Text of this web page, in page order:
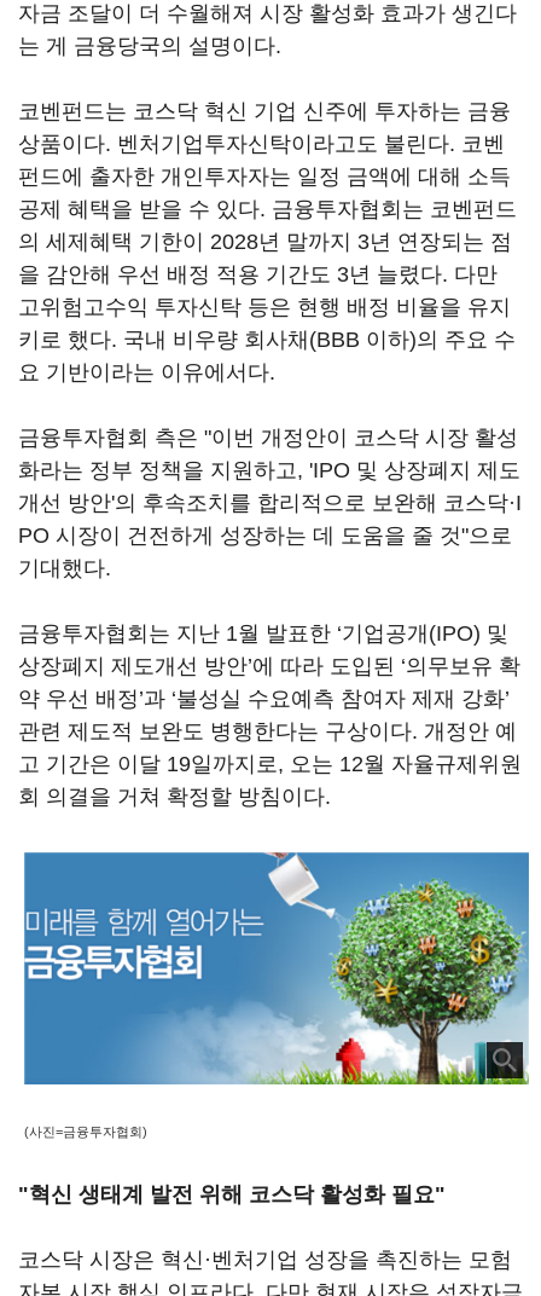
자금 조달이 더 수월해져 시장 활성화 효과가 생긴다
는 게 금융당국의 설명이다.
코벤펀드는 코스닥 혁신 기업 신주에 투자하는 금융
상품이다. 벤처기업투자신탁이라고도 불린다. 코벤
펀드에 출자한 개인투자자는 일정 금액에 대해 소득
공제 혜택을 받을 수 있다. 금융투자협회는 코벤펀드
의 세제혜택 기한이 2028년 말까지 3년 연장되는 점
을 감안해 우선 배정 적용 기간도 3년 늘렸다. 다만
고위험고수익 투자신탁 등은 현행 배정 비율을 유지
키로 했다. 국내 비우량 회사채(BBB 이하)의 주요 수
요 기반이라는 이유에서다.
금융투자협회 측은 "이번 개정안이 코스닥 시장 활성
화라는 정부 정책을 지원하고, 'IPO 및 상장폐지 제도
개선 방안'의 후속조치를 합리적으로 보완해 코스닥·I
PO 시장이 건전하게 성장하는 데 도움을 줄 것"으로
기대했다.
금융투자협회는 지난 1월 발표한 ‘기업공개(IPO) 및
상장폐지 제도개선 방안’에 따라 도입된 ‘의무보유 확
약 우선 배정’과 ‘불성실 수요예측 참여자 제재 강화’
관련 제도적 보완도 병행한다는 구상이다. 개정안 예
고 기간은 이달 19일까지로, 오는 12월 자율규제위원
회 의결을 거쳐 확정할 방침이다.
(사진=금융투자협회)
"혁신 생태계 발전 위해 코스닥 활성화 필요"
코스닥 시장은 혁신·벤처기업 성장을 촉진하는 모험